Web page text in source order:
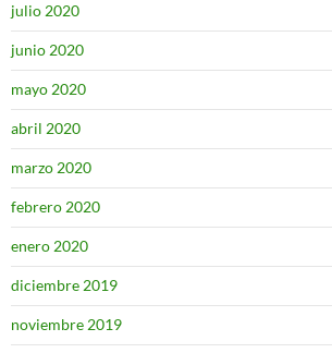
julio 2020
junio 2020
mayo 2020
abril 2020
marzo 2020
febrero 2020
enero 2020
diciembre 2019
noviembre 2019